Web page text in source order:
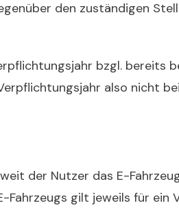
den zuständigen
bzgl. bereits
also nicht
der Nutzer das E-
gilt jeweils für ein